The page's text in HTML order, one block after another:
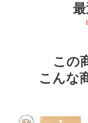
この
こんな